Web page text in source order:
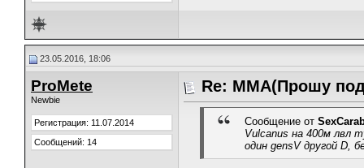
23.05.2016, 18:06
ProMete
Newbie
Регистрация: 11.07.2014
Сообщений: 14
Re: ММА(Прошу
Сообщение от
Vulcanus на 400м лвл
один gensV другой D,